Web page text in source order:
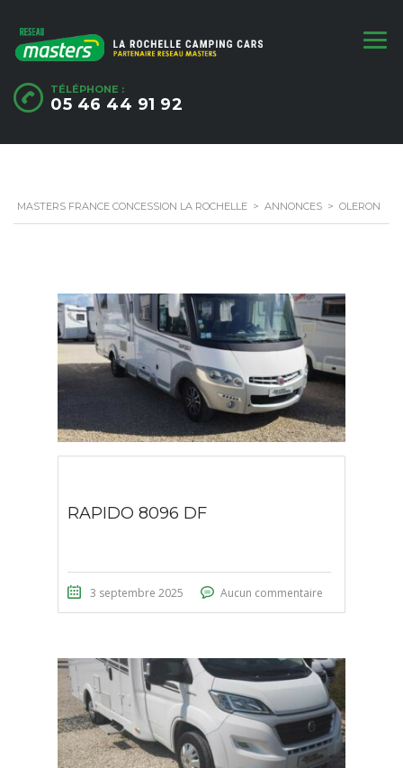
TÉLÉPHONE :
05 46 44 91 92
MASTERS FRANCE CONCESSION LA ROCHELLE > ANNONCES > OLERON
RAPIDO 8096 DF
3 septembre 2025 Aucun commentaire